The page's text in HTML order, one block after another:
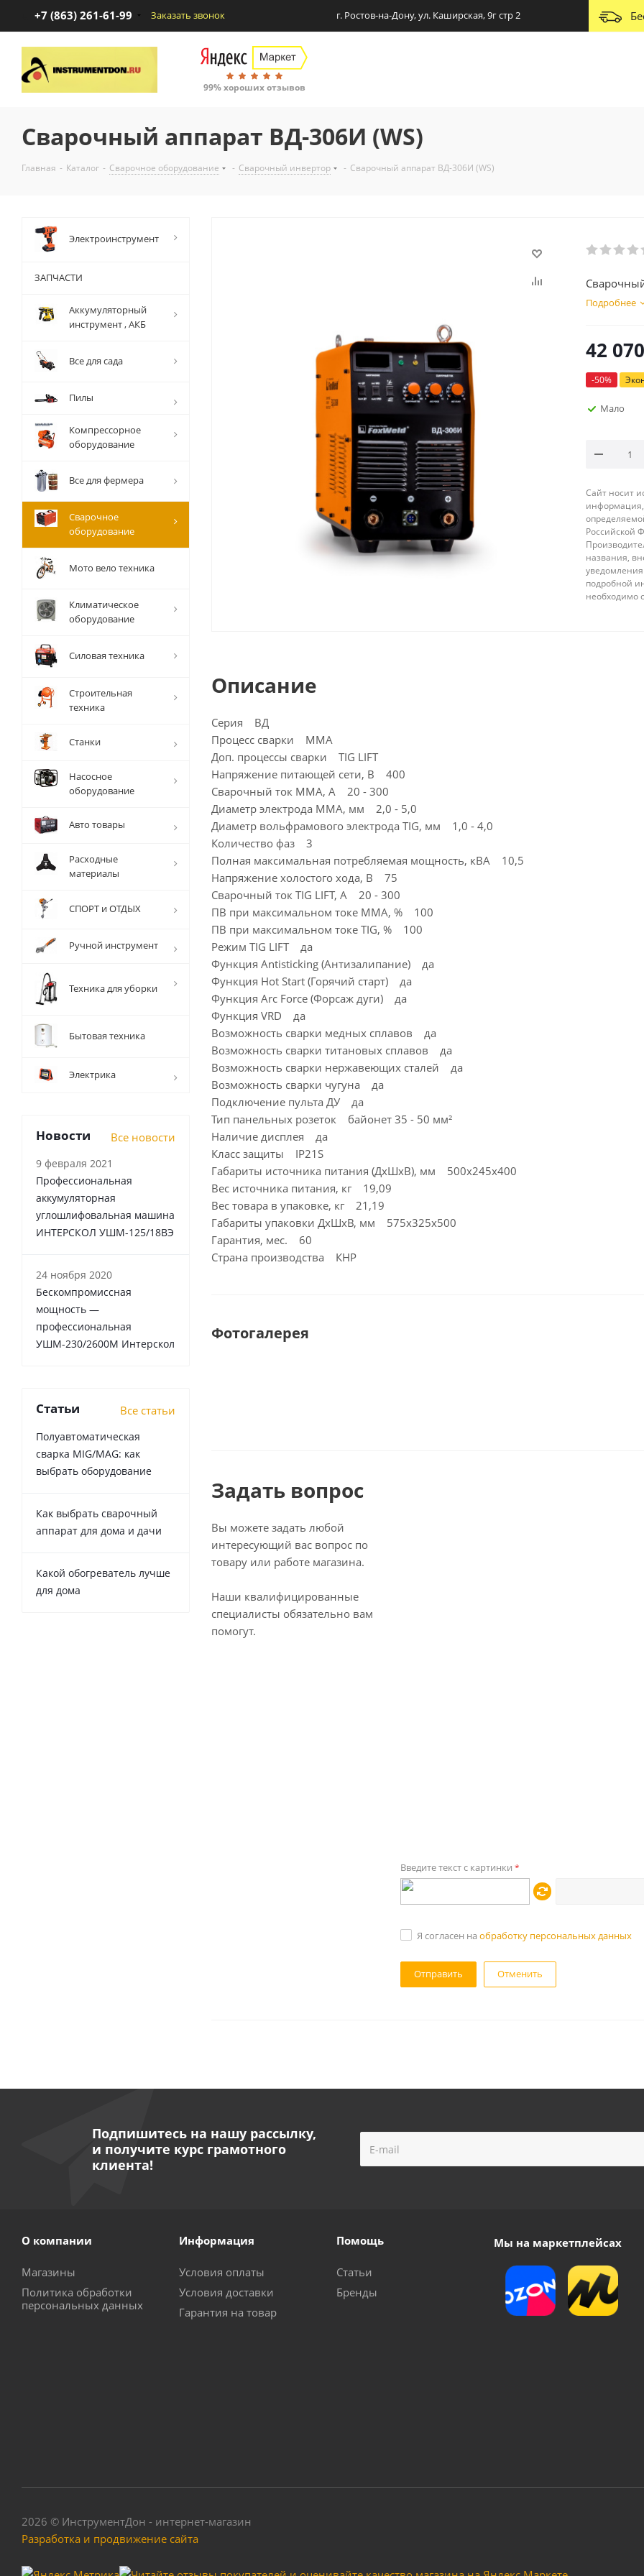
+7 (863) 261-61-99 Заказать звонок г. Ростов-на-Дону, ул. Каширская, 9г стр 2
99% хороших отзывов
Сварочный аппарат ВД-306И (WS)
Главная - Каталог - Сварочное оборудование - Сварочный инвертор - Сварочный аппарат ВД-306И (WS)
Подробнее
42 070
-50%
Мало
Сайт носит
информация,
Российской
названия,
подробной
необходимо
Описание
Серия ВД
Процесс сварки MMA
Доп. процессы сварки TIG LIFT
Напряжение питающей сети, В 400
Сварочный ток MMA, А 20 - 300
Диаметр электрода MMA, мм 2,0 - 5,0
Диаметр вольфрамового электрода TIG, мм 1,0 - 4,0
Количество фаз 3
Полная максимальная потребляемая мощность, кВА 10,5
Напряжение холостого хода, В 75
Сварочный ток TIG LIFT, A 20 - 300
ПВ при максимальном токе ММА, % 100
ПВ при максимальном токе TIG, % 100
Режим TIG LIFT да
Функция Antisticking (Антизалипание) да
Функция Hot Start (Горячий старт) да
Функция Arc Force (Форсаж дуги) да
Функция VRD да
Возможность сварки медных сплавов да
Возможность сварки титановых сплавов да
Возможность сварки нержавеющих сталей да
Возможность сварки чугуна да
Подключение пульта ДУ да
Тип панельных розеток байонет 35 - 50 мм²
Наличие дисплея да
Класс защиты IP21S
Габариты источника питания (ДхШхВ), мм 500x245x400
Вес источника питания, кг 19,09
Вес товара в упаковке, кг 21,19
Габариты упаковки ДхШхВ, мм 575x325x500
Гарантия, мес. 60
Страна производства КНР
Фотогалерея
Задать вопрос
Вы можете задать любой
интересующий вас вопрос по
товару или работе магазина.
Наши квалифицированные
специалисты обязательно вам
помогут.
Введите текст с картинки *
Я согласен на обработку персональных данных
Отменить
Электроинструмент
ЗАПЧАСТИ
Аккумуляторный
инструмент , АКБ
Все для сада
Пилы
Компрессорное
оборудование
Все для фермера
Сварочное
оборудование
Мото вело техника
Климатическое
оборудование
Силовая техника
Строительная
техника
Станки
Насосное
оборудование
Авто товары
Расходные
материалы
СПОРТ и ОТДЫХ
Ручной инструмент
Техника для уборки
Бытовая техника
Электрика
Новости Все новости
9 февраля 2021
Профессиональная
аккумуляторная
углошлифовальная машина
ИНТЕРСКОЛ УШМ-125/18ВЭ
24 ноября 2020
Бескомпромиссная
мощность —
профессиональная
УШМ-230/2600М Интерскол
Статьи Все статьи
Полуавтоматическая
сварка MIG/MAG: как
выбрать оборудование
Как выбрать сварочный
аппарат для дома и дачи
Какой обогреватель лучше
для дома
Подпишитесь на нашу рассылку,
и получите курс грамотного
клиента!
О компании
Магазины
Политика обработки
персональных данных
Информация
Условия оплаты
Условия доставки
Гарантия на товар
Помощь
Статьи
Бренды
Мы на маркетплейсах
2026 © ИнструментДон - интернет-магазин
Разработка и продвижение сайта